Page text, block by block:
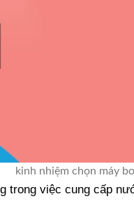
kinh nhiệm chọn máy
trong việc cung cấp